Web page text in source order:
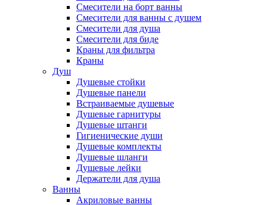
Смесители на борт ванны
Смесители для ванны с душем
Смесители для душа
Смесители для биде
Краны для фильтра
Краны
Душ
Душевые стойки
Душевые панели
Встраиваемые душевые
Душевые гарнитуры
Душевые штанги
Гигиенические души
Душевые комплекты
Душевые шланги
Душевые лейки
Держатели для душа
Ванны
Акриловые ванны